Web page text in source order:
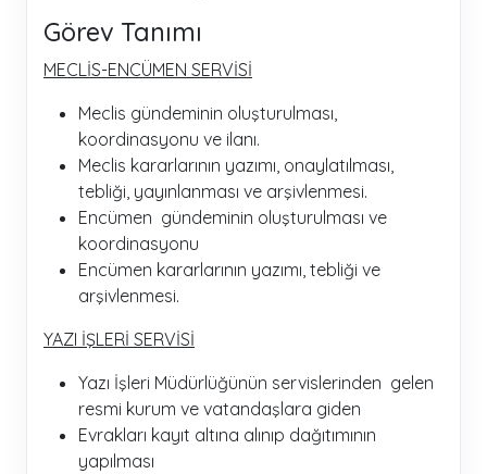
Görev Tanımı
MECLİS-ENCÜMEN SERVİSİ
Meclis gündeminin oluşturulması,
koordinasyonu ve ilanı.
Meclis kararlarının yazımı, onaylatılması,
tebliği, yayınlanması ve arşivlenmesi.
Encümen gündeminin oluşturulması ve
koordinasyonu
Encümen kararlarının yazımı, tebliği ve
arşivlenmesi.
YAZI İŞLERİ SERVİSİ
Yazı İşleri Müdürlüğünün servislerinden gelen
resmi kurum ve vatandaşlara giden
Evrakları kayıt altına alınıp dağıtımının
yapılması